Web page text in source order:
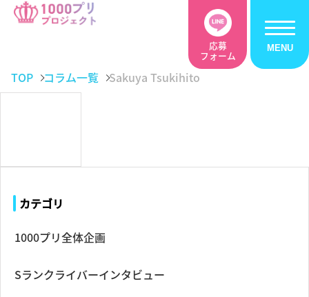
応募
フォーム
TOP コラム一覧 Sakuya Tsukihito
カテゴリ
1000プリ全体企画
Sランクライバーインタビュー